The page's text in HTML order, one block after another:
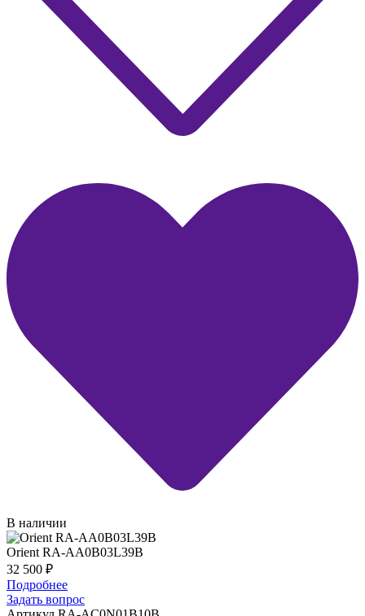
В наличии
Orient RA-AA0B03L39B
32 500 ₽
Подробнее
Задать вопрос